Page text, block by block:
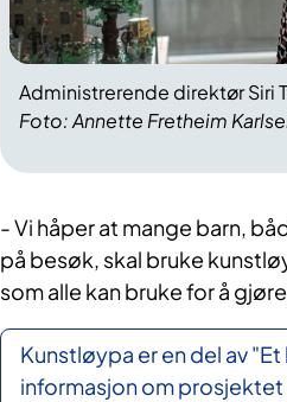
Foto: Annette Fretheim
Administrerende direktør Siri
- Vi håper at mange barn,
på besøk, skal bruke
som alle kan bruke for å
Kunstløypa er en del av
informasjon om